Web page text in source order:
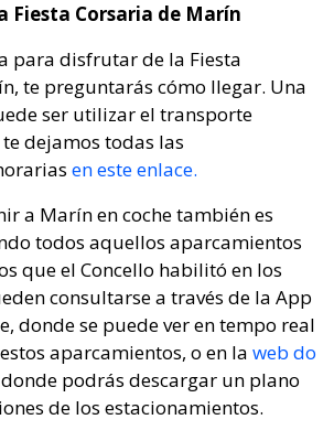
Fiesta Corsaria de Marín
para disfrutar de la Fiesta
te preguntarás cómo llegar. Una
ser utilizar el transporte
dejamos todas las
en este enlace.
a Marín en coche también es
todos aquellos aparcamientos
que el Concello habilitó en los
consultarse a través de la App
donde se puede ver en tempo real
aparcamientos, o en la web do
donde podrás descargar un plano
de los estacionamientos.